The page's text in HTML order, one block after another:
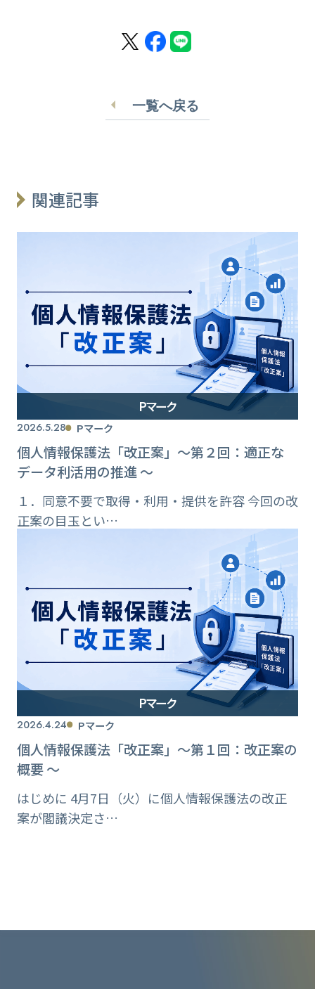
一覧へ戻る
関連記事
Pマーク
2026.5.28 Pマーク
個人情報保護法「改正案」〜第２回：適正な
データ利活用の推進 〜
１．同意不要で取得・利用・提供を許容 今回の改
正案の目玉とい…
Pマーク
2026.4.24 Pマーク
個人情報保護法「改正案」〜第１回：改正案の
概要 〜
はじめに 4月7日（火）に個人情報保護法の改正
案が閣議決定さ…